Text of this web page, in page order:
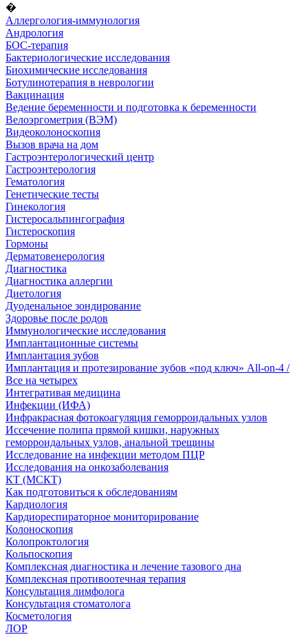
�
Аллергология-иммунология
Андрология
БОС-терапия
Бактериологические исследования
Биохимические исследования
Ботулинотерапия в неврологии
Вакцинация
Ведение беременности и подготовка к беременности
Велоэргометрия (ВЭМ)
Видеоколоноскопия
Вызов врача на дом
Гастроэнтерологический центр
Гастроэнтерология
Гематология
Генетические тесты
Гинекология
Гистеросальпингография
Гистероскопия
Гормоны
Дерматовенерология
Диагностика
Диагностика аллергии
Диетология
Дуоденальное зондирование
Здоровье после родов
Иммунологические исследования
Имплантационные системы
Имплантация зубов
Имплантация и протезирование зубов «под ключ» All-on-4 /
Все на четырех
Интегративая медицина
Инфекции (ИФА)
Инфракрасная фотокоагуляция геморроидальных узлов
Иссечение полипа прямой кишки, наружных
геморроидальных узлов, анальной трещины
Исследование на инфекции методом ПЦР
Исследования на онкозаболевания
КТ (МСКТ)
Как подготовиться к обследованиям
Кардиология
Кардиореспираторное мониторирование
Колоноскопия
Колопроктология
Кольпоскопия
Комплексная диагностика и лечение тазового дна
Комплексная противоотечная терапия
Консультация лимфолога
Консультация стоматолога
Косметология
ЛОР